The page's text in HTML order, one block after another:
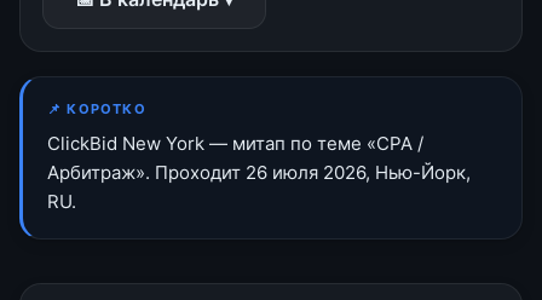
📌 КОРОТКО
ClickBid New York — митап по теме «CPA /
Арбитраж». Проходит 26 июля 2026, Нью-Йорк,
RU.